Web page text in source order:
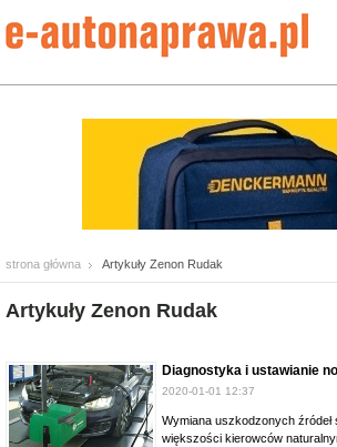
strona główna Artykuły Zenon Rudak
Artykuły Zenon Rudak
Diagnostyka i ustawianie
2020-01-01 12:37
Wymiana uszkodzonych źródeł
większości kierowców